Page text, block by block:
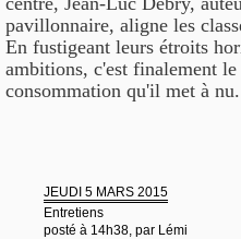
pavillonnaire, aligne les
En fustigeant leurs étroits
ambitions, c'est finalement le
consommation qu'il met à
JEUDI 5 MARS 2015
Entretiens
posté à 14h38, par Lémi